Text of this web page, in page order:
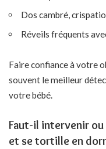
Dos cambré,
Réveils fréquents
Faire confiance à votre
souvent le meilleur
votre bébé.
Faut-il intervenir
et se tortille en